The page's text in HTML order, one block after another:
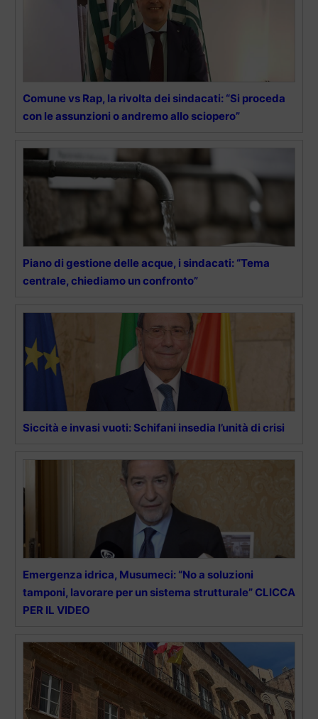
Comune vs Rap, la rivolta dei sindacati: “Si proceda
con le assunzioni o andremo allo sciopero”
Piano di gestione delle acque, i sindacati: “Tema
centrale, chiediamo un confronto”
Siccità e invasi vuoti: Schifani insedia l’unità di crisi
Emergenza idrica, Musumeci: “No a soluzioni
tamponi, lavorare per un sistema strutturale” CLICCA
PER IL VIDEO